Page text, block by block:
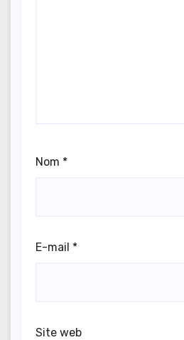
Nom *
E-mail *
Site web